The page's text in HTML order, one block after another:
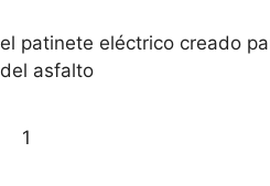
el patinete eléctrico creado
del asfalto
ZCougar